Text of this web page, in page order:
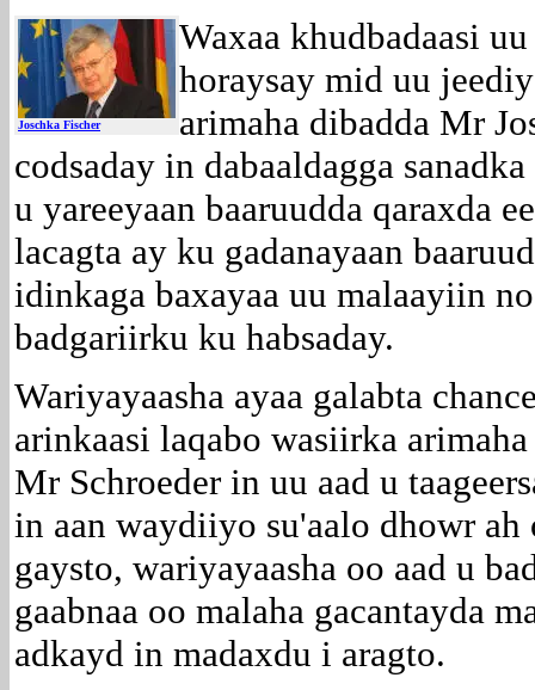
Joschka Fischer
Waxaa khudbadaasi
horaysay mid uu
arimaha dibadda Mr
codsaday in dabaaldagga
u yareeyaan baaruudda qaraxda
lacagta ay ku gadanayaan
idinkaga baxayaa uu malaayiin
badgariirku ku habsaday.
Wariyayaasha ayaa galabta
arinkaasi laqabo wasiirka
Mr Schroeder in uu aad u
in aan waydiiyo su'aalo dhowr ah
gaysto, wariyayaasha oo aad u
gaabnaa oo malaha gacantayda
adkayd in madaxdu i aragto.